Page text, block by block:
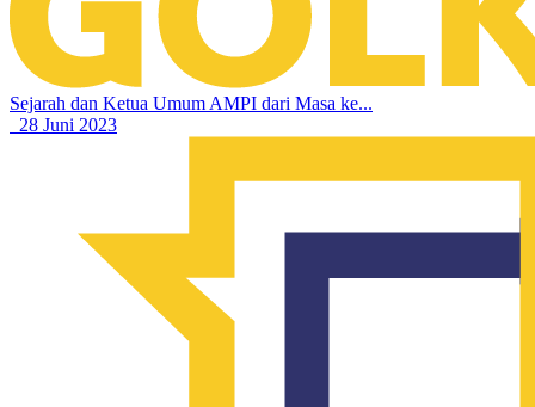
Sejarah dan Ketua Umum AMPI dari Masa ke...
28 Juni 2023